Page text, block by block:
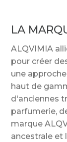
LA
ALQVIMIA
pour créer
une
haut de
d'anciennes
parfumerie,
marque
ancestrale et